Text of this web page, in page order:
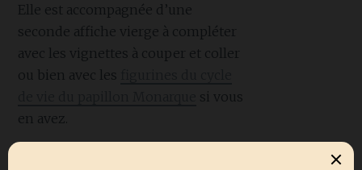
Elle est accompagnée d’une
seconde affiche vierge à compléter
avec les vignettes à couper et coller
ou bien avec les
si vous
en avez.